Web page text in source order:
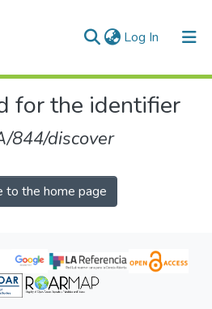
Log In (current)
for the identifier
844/discover
to the home page